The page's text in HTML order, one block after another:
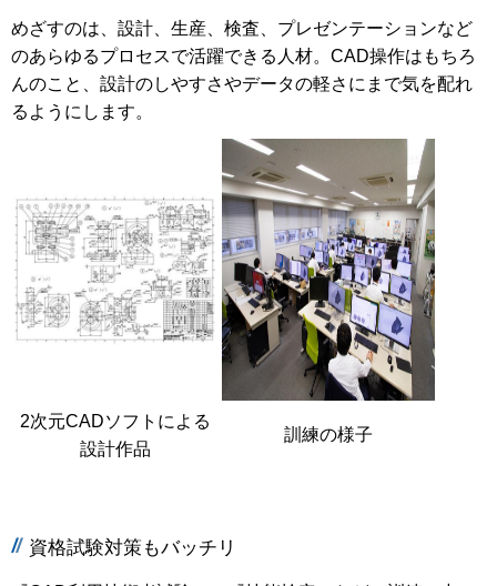
めざすのは、設計、生産、検査、プレゼンテーションなど
のあらゆるプロセスで活躍できる人材。CAD操作はもちろ
んのこと、設計のしやすさやデータの軽さにまで気を配れ
るようにします。
2次元CADソフトによる
設計作品
訓練の様子
資格試験対策もバッチリ